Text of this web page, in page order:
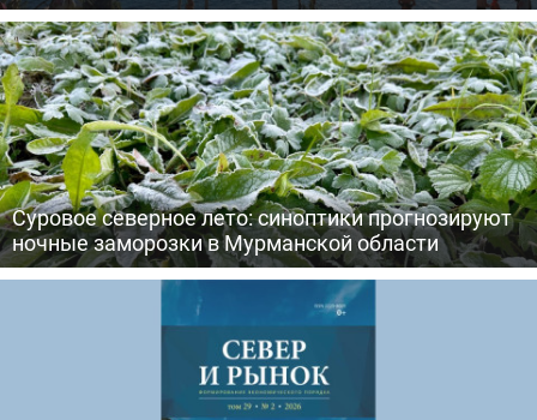
Суровое северное лето: синоптики прогнозируют
ночные заморозки в Мурманской области